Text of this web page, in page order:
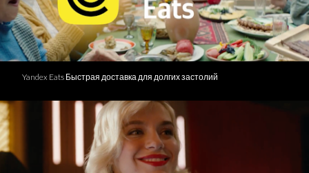
Yandex Eats Быстрая доставка для долгих застолий